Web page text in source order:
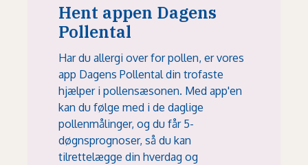
Hent appen Dagens
Pollental
Har du allergi over for pollen, er vores
app Dagens Pollental din trofaste
hjælper i pollensæsonen. Med app'en
kan du følge med i de daglige
pollenmålinger, og du får 5-
døgnsprognoser, så du kan
tilrettelægge din hverdag og